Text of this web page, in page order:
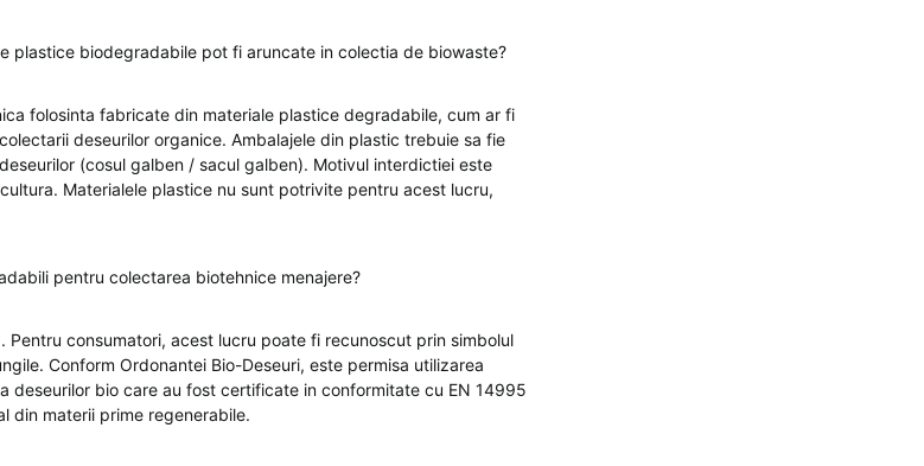
plastice biodegradabile pot fi aruncate in colectia de biowaste?
folosinta fabricate din materiale plastice degradabile, cum ar fi
deseurilor organice. Ambalajele din plastic trebuie sa fie
(cosul galben / sacul galben). Motivul interdictiei este
Materialele plastice nu sunt potrivite pentru acest lucru,
pentru colectarea biotehnice menajere?
consumatori, acest lucru poate fi recunoscut prin simbolul
Conform Ordonantei Bio-Deseuri, este permisa utilizarea
deseurilor bio care au fost certificate in conformitate cu EN 14995
din materii prime regenerabile.